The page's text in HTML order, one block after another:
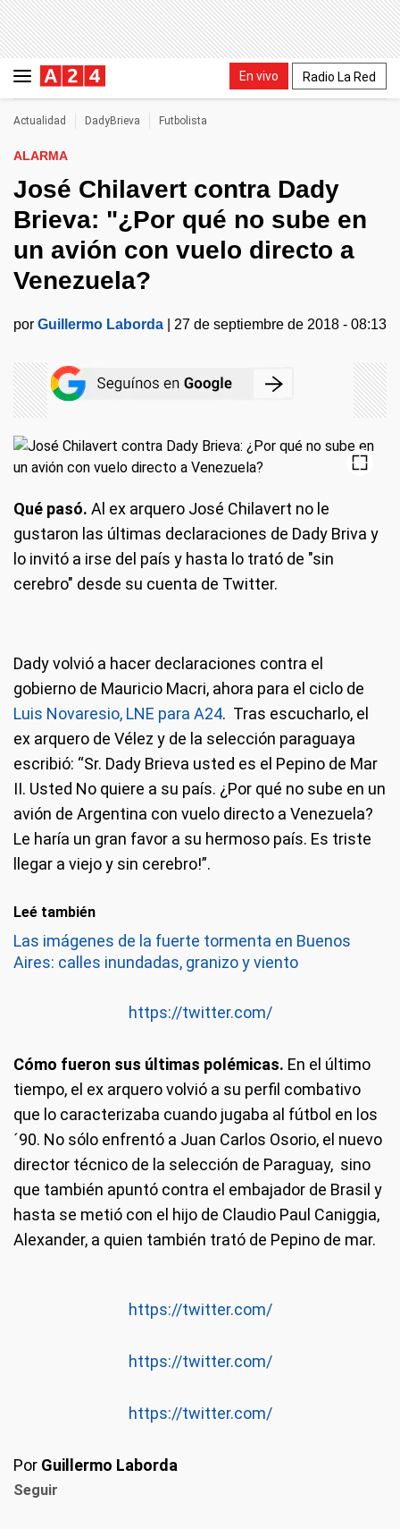
En vivo Radio La Red
Actualidad DadyBrieva Futbolista
ALARMA
José Chilavert contra Dady
Brieva: "¿Por qué no sube en
un avión con vuelo directo a
Venezuela?
por Guillermo Laborda 27 de septiembre de 2018 - 08:13
Qué pasó. Al ex arquero José Chilavert no le
gustaron las últimas declaraciones de Dady Briva y
lo invitó a irse del país y hasta lo trató de "sin
cerebro" desde su cuenta de Twitter.
Dady volvió a hacer declaraciones contra el
gobierno de Mauricio Macri, ahora para el ciclo de
Luis Novaresio, LNE para A24. Tras escucharlo, el
ex arquero de Vélez y de la selección paraguaya
escribió: “Sr. Dady Brieva usted es el Pepino de Mar
II. Usted No quiere a su país. ¿Por qué no sube en un
avión de Argentina con vuelo directo a Venezuela?
Le haría un gran favor a su hermoso país. Es triste
llegar a viejo y sin cerebro!”.
Leé también
Las imágenes de la fuerte tormenta en Buenos
Aires: calles inundadas, granizo y viento
https://twitter.com/
Cómo fueron sus últimas polémicas. En el último
tiempo, el ex arquero volvió a su perfil combativo
que lo caracterizaba cuando jugaba al fútbol en los
´90. No sólo enfrentó a Juan Carlos Osorio, el nuevo
director técnico de la selección de Paraguay, sino
que también apuntó contra el embajador de Brasil y
hasta se metió con el hijo de Claudio Paul Caniggia,
Alexander, a quien también trató de Pepino de mar.
https://twitter.com/
https://twitter.com/
https://twitter.com/
Por Guillermo Laborda
Seguir